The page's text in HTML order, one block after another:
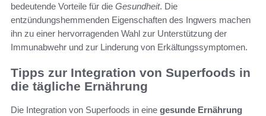
bedeutende Vorteile für die Gesundheit. Die
entzündungshemmenden Eigenschaften des Ingwers machen
ihn zu einer hervorragenden Wahl zur Unterstützung der
Immunabwehr und zur Linderung von Erkältungssymptomen.
Tipps zur Integration von Superfoods in
die tägliche Ernährung
Die Integration von Superfoods in eine gesunde Ernährung